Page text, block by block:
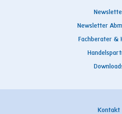
Newsletter
Fachberater &
Kontakt